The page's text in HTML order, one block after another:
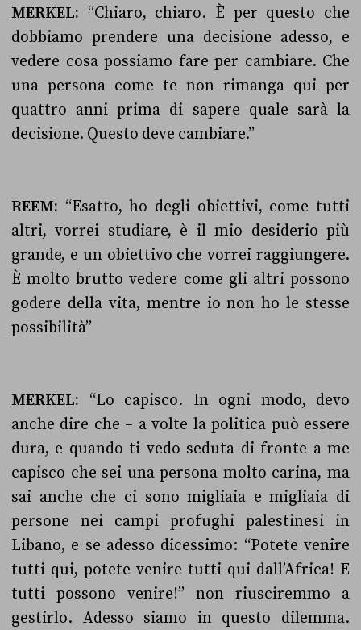
MERKEL: “Chiaro, chiaro. È per questo che
dobbiamo prendere una decisione adesso, e
vedere cosa possiamo fare per cambiare. Che
una persona come te non rimanga qui per
quattro anni prima di sapere quale sarà la
decisione. Questo deve cambiare.”
REEM: “Esatto, ho degli obiettivi, come tutti
altri, vorrei studiare, è il mio desiderio più
grande, e un obiettivo che vorrei raggiungere.
È molto brutto vedere come gli altri possono
godere della vita, mentre io non ho le stesse
possibilità”
MERKEL: “Lo capisco. In ogni modo, devo
anche dire che – a volte la politica può essere
dura, e quando ti vedo seduta di fronte a me
capisco che sei una persona molto carina, ma
sai anche che ci sono migliaia e migliaia di
persone nei campi profughi palestinesi in
Libano, e se adesso dicessimo: “Potete venire
tutti qui, potete venire tutti qui dall’Africa! E
tutti possono venire!” non riusciremmo a
gestirlo. Adesso siamo in questo dilemma.